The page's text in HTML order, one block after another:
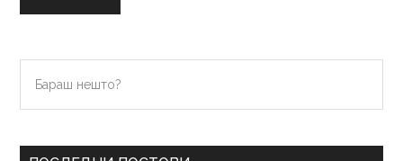
Primary
Sidebar
нешто?